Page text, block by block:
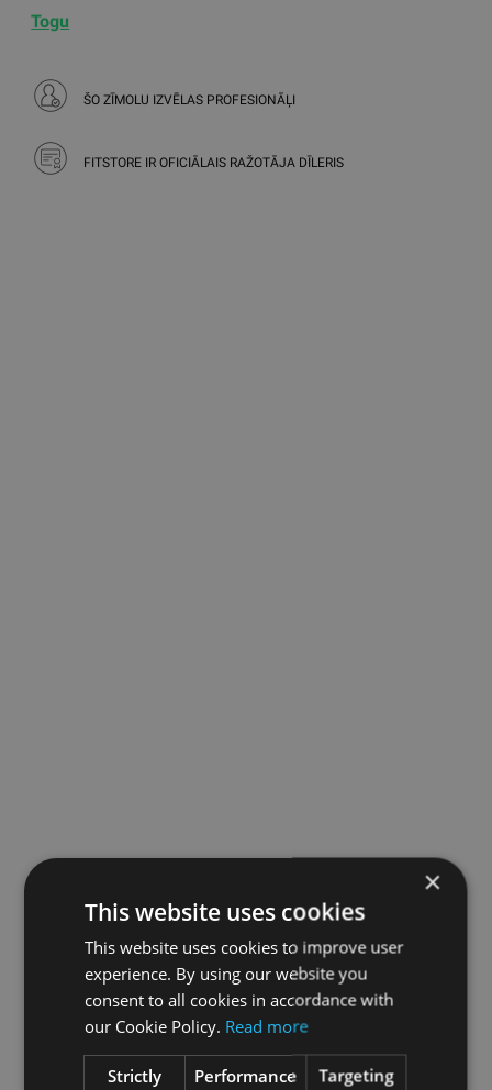
Togu
ŠO ZĪMOLU IZVĒLAS PROFESIONĀĻI
FITSTORE IR OFICIĀLAIS RAŽOTĀJA DĪLERIS
×
This website uses cookies
This website uses cookies to improve user
experience. By using our website you
consent to all cookies in accordance with
our Cookie Policy. Read more
Strictly
Performance Targeting